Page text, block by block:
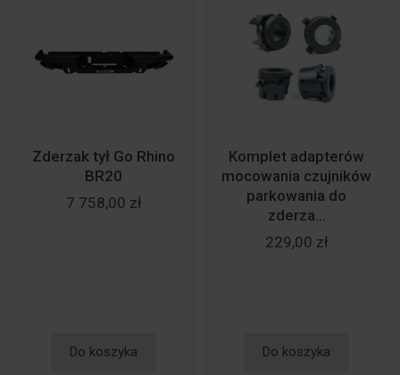
Zderzak tył Go Rhino
BR20
7 758,00 zł
Do koszyka
Komplet adapterów
mocowania czujników
parkowania do
zderza...
229,00 zł
Do koszyka